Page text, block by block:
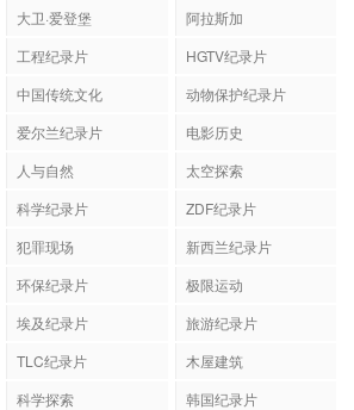
大卫·爱登堡
阿拉斯加
工程纪录片
HGTV纪录片
中国传统文化
动物保护纪录片
爱尔兰纪录片
电影历史
人与自然
太空探索
科学纪录片
ZDF纪录片
犯罪现场
新西兰纪录片
环保纪录片
极限运动
埃及纪录片
旅游纪录片
TLC纪录片
木屋建筑
科学探索 韩国纪录片